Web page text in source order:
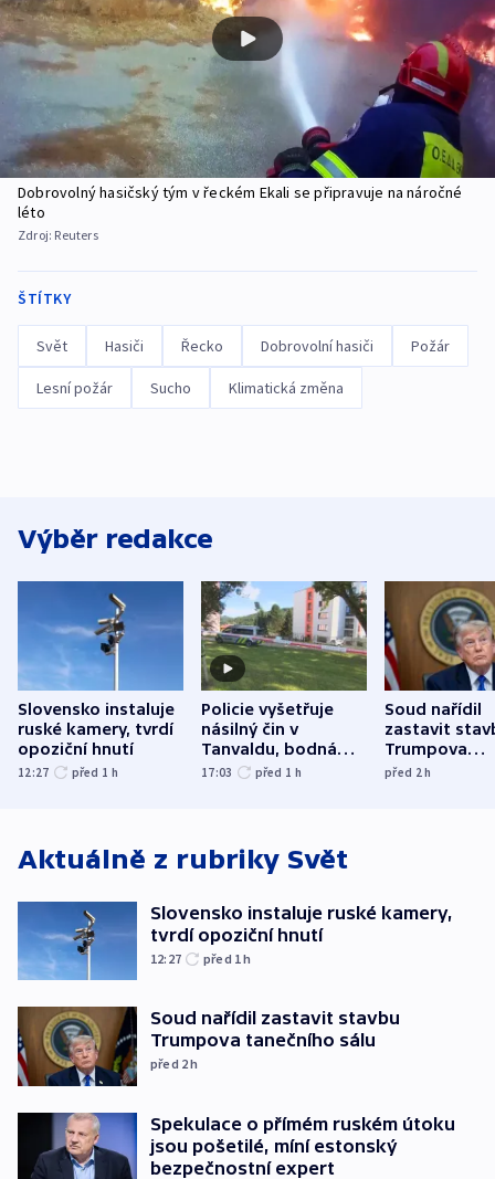
Dobrovolný hasičský tým v řeckém Ekali se připravuje na náročné
léto
Zdroj: Reuters
ŠTÍTKY
Svět Hasiči Řecko Dobrovolní hasiči Požár
Lesní požár Sucho Klimatická změna
Výběr redakce
Slovensko instaluje
ruské kamery, tvrdí
opoziční hnutí
12:27 před 1 h
Policie vyšetřuje
násilný čin v
Tanvaldu, bodná
zranění při něm
17:03 před 1 h
Soud nařídil
zastavit
Trumpova
tanečního
před 2h
Aktuálně z rubriky Svět
Slovensko instaluje ruské kamery,
tvrdí opoziční hnutí
12:27 před 1h
Soud nařídil zastavit stavbu
Trumpova tanečního sálu
před 2h
Spekulace o přímém ruském útoku
jsou pošetilé, míní estonský
bezpečnostní expert